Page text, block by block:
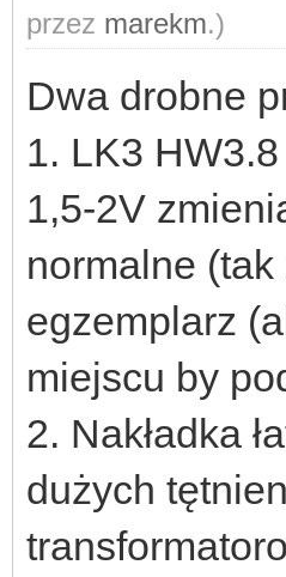
przez marekm.)
Dwa drobne
1. LK3
1,5-2V
normalne
egzemplarz
miejscu by
2. Nakładka
dużych